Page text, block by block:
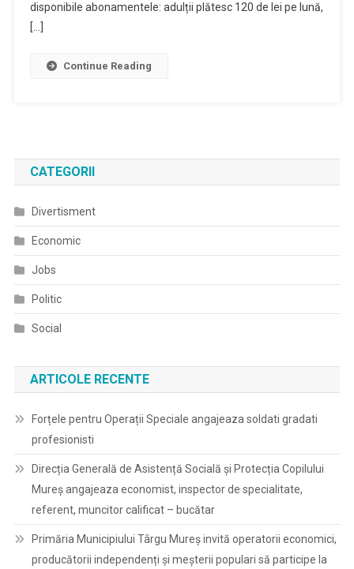
disponibile abonamentele: adulții plătesc 120 de lei pe lună,
[…]
Continue Reading
CATEGORII
Divertisment
Economic
Jobs
Politic
Social
ARTICOLE RECENTE
Forțele pentru Operații Speciale angajeaza soldati gradati
profesionisti
Direcția Generală de Asistență Socială și Protecția Copilului
Mureș angajeaza economist, inspector de specialitate,
referent, muncitor calificat – bucătar
Primăria Municipiului Târgu Mureș invită operatorii economici,
producătorii independenți și meșterii populari să participe la